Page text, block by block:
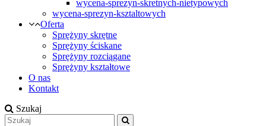
wycena-sprezyn-skretnych-nietypowych
wycena-sprezyn-ksztaltowych
Oferta
Sprężyny skrętne
Sprężyny ściskane
Sprężyny rozciągane
Sprężyny kształtowe
O nas
Kontakt
Szukaj